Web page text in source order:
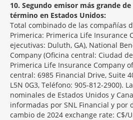
10 Segundo emisor más grande
término en Estados Unidos:
Total combinado de las compañías
Primerica: Primerica Life Insurance
ejecutivas: Duluth, GA), National
Company (Oficina central: Ciudad
Primerica Life Insurance Company
central: 6985 Financial Drive, Suite
L5N 0G3, Teléfono: 905-812-2900).
nominales de Estados Unidos y
informadas por SNL Financial y por
cambio de 2024 exchange rate: C$/